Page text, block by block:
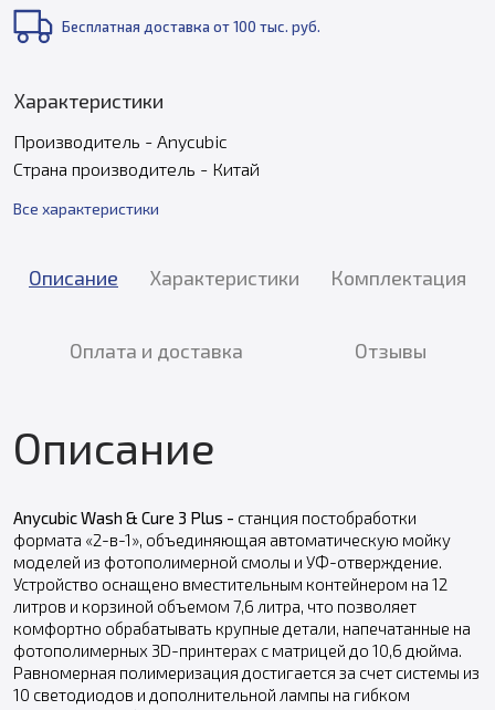
Бесплатная доставка от 100 тыс. руб.
Характеристики
Производитель - Anycubic
Страна производитель - Китай
Все характеристики
Описание Характеристики Комплектация
Оплата и доставка Отзывы
Описание
Anycubic Wash & Cure 3 Plus - станция постобработки
формата «2-в-1», объединяющая автоматическую мойку
моделей из фотополимерной смолы и УФ-отверждение.
Устройство оснащено вместительным контейнером на 12
литров и корзиной объемом 7,6 литра, что позволяет
комфортно обрабатывать крупные детали, напечатанные на
фотополимерных 3D-принтерах с матрицей до 10,6 дюйма.
Равномерная полимеризация достигается за счет системы из
10 светодиодов и дополнительной лампы на гибком